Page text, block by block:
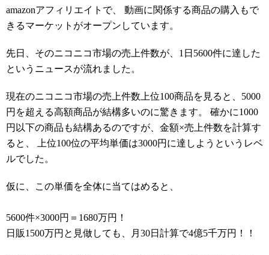
amazonアフィリエイトで、 動画に関係する商品の購入もで
きるマーケットがオープンしています。
先日、そのニコニコ市場の売上件数が、1日5600件に達した
というニュースが流れました。
現在のニコニコ市場の売上件数上位100商品を見ると、5000
円を超える高額商品が結構多いのに驚きます。 確かに1000
円以下の商品も結構あるのですが、金額×売上件数を計算す
ると、 上位100位の平均単価は3000円に達しようというレベ
ルでした。
仮に、この単価を全体に当てはめると、
5600件×3000円＝1680万円！
日販1500万円と見做しても、月30日計算で4億5千万円！！